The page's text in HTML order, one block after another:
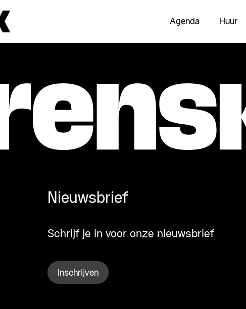
Agenda Huur
Nieuwsbrief
Schrijf je in voor onze nieuwsbrief
Inschrijven